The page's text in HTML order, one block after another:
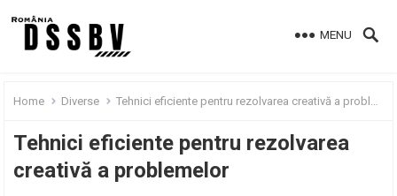
MENU
Home Diverse Tehnici eficiente pentru rezolvarea creativă a problemelor
Tehnici eficiente pentru rezolvarea
creativă a problemelor